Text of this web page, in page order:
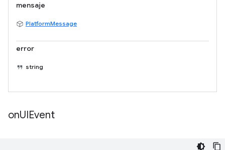
mensaje
PlatformMessage
error
string
onUIEvent